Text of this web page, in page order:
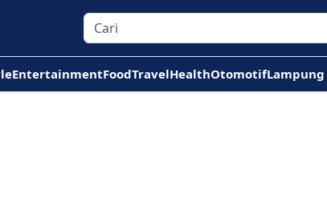
EntertainmentFoodTravelHealthOtomotifLampung